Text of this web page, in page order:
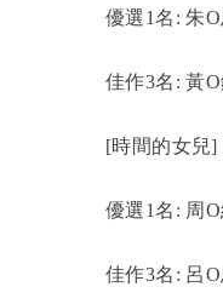
優選1名: 朱O
佳作3名: 黃
[時間的女兒]
優選1名: 周O
佳作3名: 呂